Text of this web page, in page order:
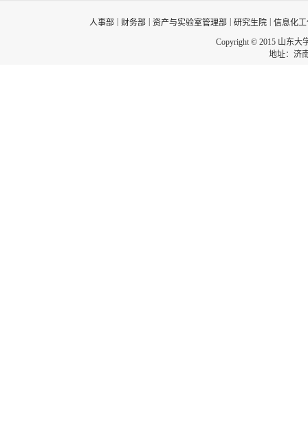
人事部 财务部 资产与实验室管理部 研究生院
信息化
Copyright © 2015 山东大
地址：济